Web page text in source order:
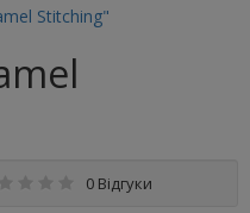
Stitching"
0 Відгуки